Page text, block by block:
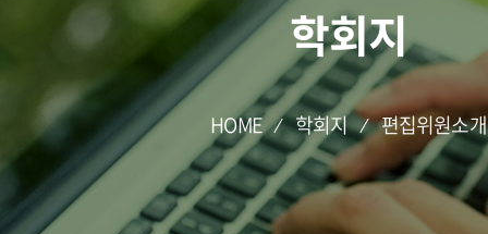
학회지
HOME 학회지 편집위원소개